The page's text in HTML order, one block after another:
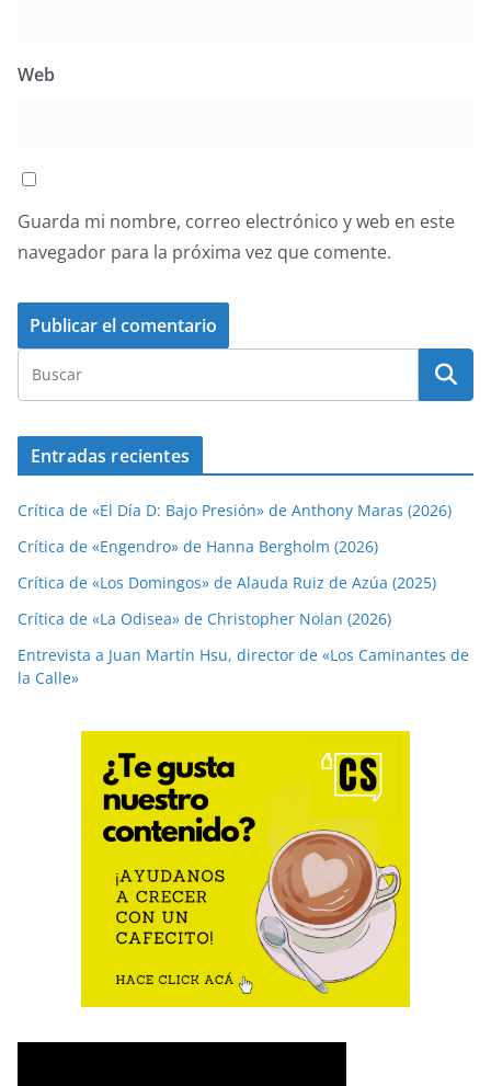
Web
Guarda mi nombre, correo electrónico y web en este
navegador para la próxima vez que comente.
Entradas recientes
Crítica de «El Día D: Bajo Presión» de Anthony Maras (2026)
Crítica de «Engendro» de Hanna Bergholm (2026)
Crítica de «Los Domingos» de Alauda Ruiz de Azúa (2025)
Crítica de «La Odisea» de Christopher Nolan (2026)
Entrevista a Juan Martín Hsu, director de «Los Caminantes de
la Calle»